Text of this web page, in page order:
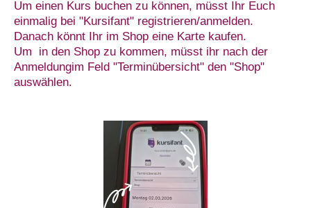
Um einen Kurs buchen zu können, müsst Ihr Euch
einmalig bei "Kursifant" registrieren/anmelden.
Danach könnt Ihr im Shop eine Karte kaufen.
Um in den Shop zu kommen, müsst ihr nach der
Anmeldungim Feld "Terminübersicht" den "Shop"
auswählen.